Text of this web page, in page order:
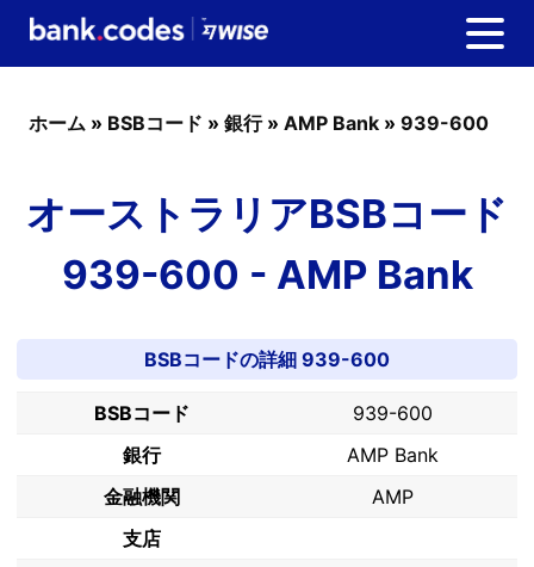
ホーム » BSBコード » 銀行» AMP Bank » 939-600
オーストラリアBSBコード
939-600 - AMP Bank
BSBコードの詳細 939-600
BSBコード
939-600
銀行
AMP Bank
金融機関
AMP
支店